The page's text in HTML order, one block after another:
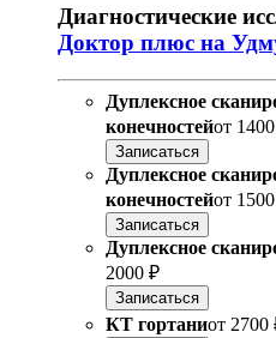
Диагностические
Доктор плюс на
Дуплексное
конечностейот
Записаться
Дуплексное
конечностейот
Записаться
Дуплексное
2000 ₽
Записаться
КТ гортаниот 2700